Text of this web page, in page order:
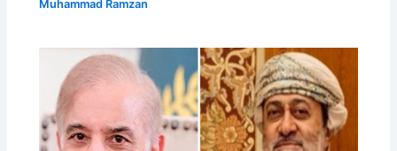
Muhammad Ramzan